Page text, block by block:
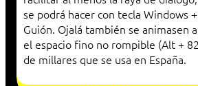
se podrá hacer con tecla Windows
Guión. Ojalá también se animasen
el espacio fino no rompible (Alt +
de millares que se usa en España.